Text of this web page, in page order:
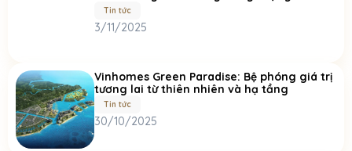
Tin tức
3/11/2025
Vinhomes Green Paradise: Bệ phóng giá trị
tương lai từ thiên nhiên và hạ tầng
Tin tức
30/10/2025